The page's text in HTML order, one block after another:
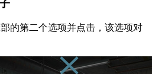
的第二个选项并点击，该选项对